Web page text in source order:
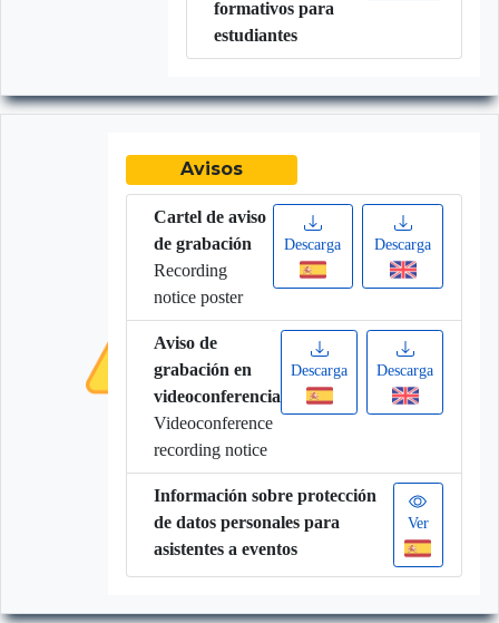
formativos para
estudiantes
Avisos
Cartel de aviso
de grabación
Recording
notice poster
Descarga Descarga
Aviso de
grabación en
videoconferencia
Videoconference
recording notice
Descarga Descarga
Información sobre protección
de datos personales para
asistentes a eventos
Ver